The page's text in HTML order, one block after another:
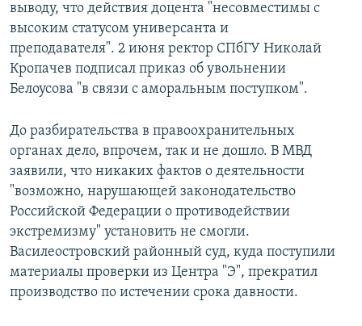
выводу, что действия доцента "несовместимы с
высоким статусом универсанта и
преподавателя". 2 июня ректор СПбГУ Николай
Кропачев подписал приказ об увольнении
Белоусова "в связи с аморальным поступком".
До разбирательства в правоохранительных
органах дело, впрочем, так и не дошло. В МВД
заявили, что никаких фактов о деятельности
"возможно, нарушающей законодательство
Российской Федерации о противодействии
экстремизму" установить не смогли.
Василеостровский районный суд, куда поступили
материалы проверки из Центра "Э", прекратил
производство по истечении срока давности.